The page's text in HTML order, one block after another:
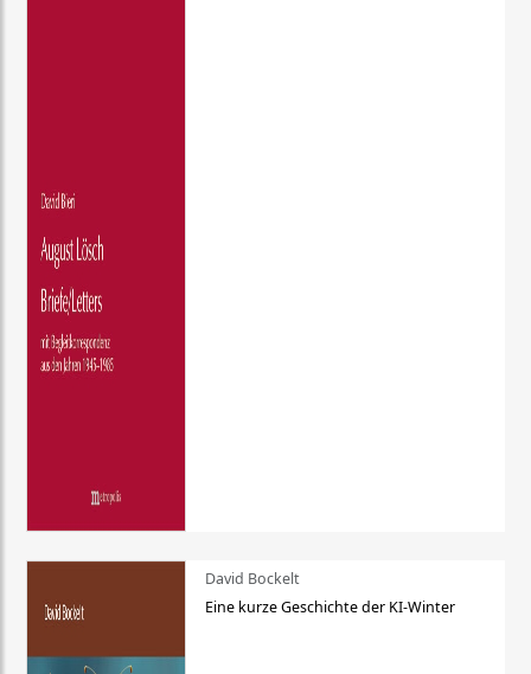
David Bockelt
Eine kurze Geschichte der KI-Winter